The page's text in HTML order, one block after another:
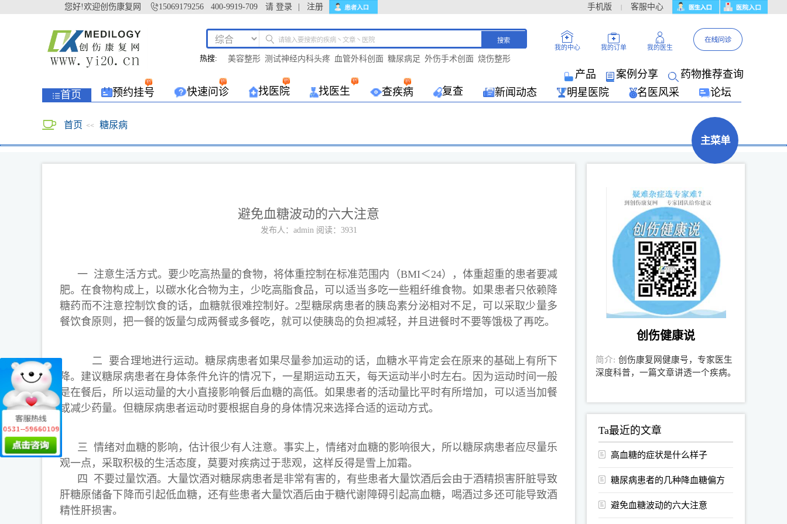
您好!欢迎创伤康复网 15069179256 400-9919-709 请 登录 注册 客服中心
|
手机版
搜索
我的中心
我的订单 我的医生
热搜: 美容整形 测试神经内科头疼 血管外科创面 糖尿病足 外伤手术创面 烧伤整形
药物推荐查询
案例分享
产品
首页
预约挂号 快速问诊 找医院 找医生 查疾病 复查 新闻动态 明星医院 名医风采 论坛
主菜单
首页 << 糖尿病
避免血糖波动的六大注意
发布人：admin 阅读：3931
一 注意生活方式。要少吃高热量的食物，将体重控制在标准范围内（BMI＜24），体重超重的患者要减
肥。在食物构成上，以碳水化合物为主，少吃高脂食品，可以适当多吃一些粗纤维食物。如果患者只依赖降
糖药而不注意控制饮食的话，血糖就很难控制好。2型糖尿病患者的胰岛素分泌相对不足，可以采取少量多
餐饮食原则，把一餐的饭量匀成两餐或多餐吃，就可以使胰岛的负担减轻，并且进餐时不要等饿极了再吃。
二 要合理地进行运动。糖尿病患者如果尽量参加运动的话，血糖水平肯定会在原来的基础上有所下
降。建议糖尿病患者在身体条件允许的情况下，一星期运动五天，每天运动半小时左右。因为运动时间一般
是在餐后，所以运动量的大小直接影响餐后血糖的高低。如果患者的活动量比平时有所增加，可以适当加餐
或减少药量。但糖尿病患者运动时要根据自身的身体情况来选择合适的运动方式。
三 情绪对血糖的影响，估计很少有人注意。事实上，情绪对血糖的影响很大，所以糖尿病患者应尽量乐
观一点，采取积极的生活态度，莫要对疾病过于悲观，这样反得是雪上加霜。
四 不要过量饮酒。大量饮酒对糖尿病患者是非常有害的，有些患者大量饮酒后会由于酒精损害肝脏导致
肝糖原储备下降而引起低血糖，还有些患者大量饮酒后由于糖代谢障碍引起高血糖，喝酒过多还可能导致酒
精性肝损害。
创伤健康说
简介: 创伤康复网健康号，专家医生
深度科普，一篇文章讲透一个疾病。
Ta最近的文章
高血糖的症状是什么样子
糖尿病患者的几种降血糖偏方
避免血糖波动的六大注意